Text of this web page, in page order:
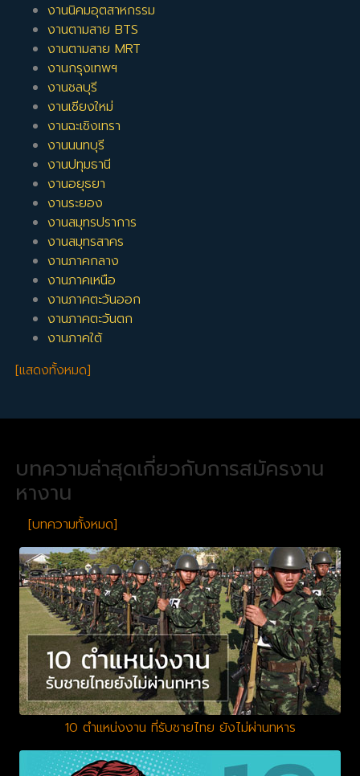
งานนิคมอุตสาหกรรม
งานตามสาย BTS
งานตามสาย MRT
งานกรุงเทพฯ
งานชลบุรี
งานเชียงใหม่
งานฉะเชิงเทรา
งานนนทบุรี
งานปทุมธานี
งานอยุธยา
งานระยอง
งานสมุทรปราการ
งานสมุทรสาคร
งานภาคกลาง
งานภาคเหนือ
งานภาคตะวันออก
งานภาคตะวันตก
งานภาคใต้
[แสดงทั้งหมด]
บทความล่าสุดเกี่ยวกับการสมัครงาน
หางาน
[บทความทั้งหมด]
10 ตำแหน่งงาน ที่รับชายไทย ยังไม่ผ่านทหาร